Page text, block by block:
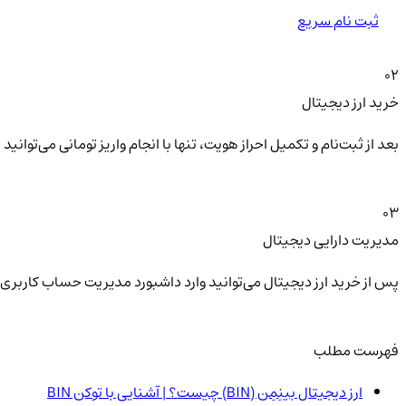
ثبت نام سریع
02
خرید ارز دیجیتال
بعد از ثبت‌نام و تکمیل احراز هویت، تنها با انجام واریز تومانی
03
مدیریت دارایی دیجیتال
پس از خرید ارز دیجیتال می‌توانید وارد داشبورد مدیریت حساب
فهرست مطلب
ارز دیجیتال بینِمِن (BIN) چیست؟ | آشنایی با توکن BIN